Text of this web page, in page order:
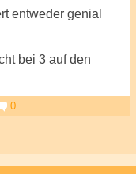
entweder genial
bei 3 auf den
0